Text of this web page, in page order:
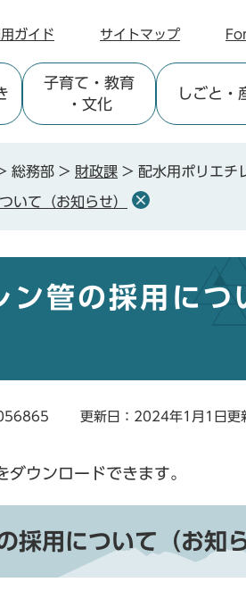
ガイド サイトマップ
子育て ・教育
・文化
しごと ・
総務部 > 財政課 > 配⽔用ポリエチ
いて（お知らせ）
ン管の採用につ
更新日：2024年1月1日更
ウンロードできます。
採用について（お知ら